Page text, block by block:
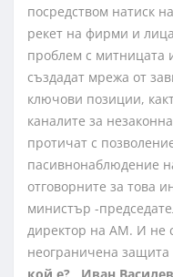
посредством натиск
рекет на фирми и
проблем с митницата
създадат мрежа от
ключови позиции,
каналите за
протичат с
пасивнонаблюдение
отговорните за това
министър -
директор на АМ. И не
неограничена